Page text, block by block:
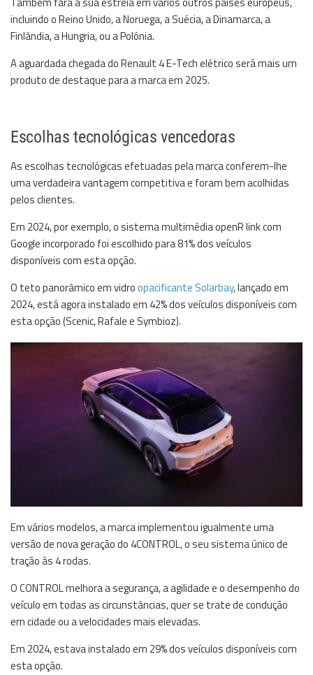
incluindo o Reino Unido, a Noruega, a Suécia, a Dinamarca, a
Finlândia, a Hungria, ou a Polónia.
A aguardada chegada do Renault 4 E-Tech elétrico será mais um
produto de destaque para a marca em 2025.
Escolhas tecnológicas vencedoras
As escolhas tecnológicas efetuadas pela marca conferem-lhe
uma verdadeira vantagem competitiva e foram bem acolhidas
pelos clientes.
Em 2024, por exemplo, o sistema multimédia openR link com
Google incorporado foi escolhido para 81% dos veículos
disponíveis com esta opção.
O teto panorâmico em vidroopacificante Solarbay, lançado em
2024, está agora instalado em 42% dos veículos disponíveis com
esta opção (Scenic, Rafale e Symbioz).
Em vários modelos, a marca implementou igualmente uma
versão de nova geração do 4CONTROL, o seu sistema único de
tração às 4 rodas.
O CONTROL melhora a segurança, a agilidade e o desempenho do
veículo em todas as circunstâncias, quer se trate de condução
em cidade ou a velocidades mais elevadas.
Em 2024, estava instalado em 29% dos veículos disponíveis com
esta opção.